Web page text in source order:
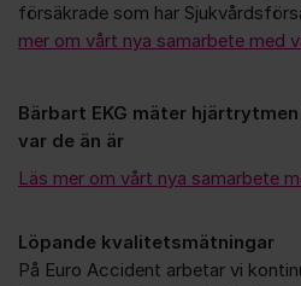
försäkrade som har
mer om vårt nya samarbete med
Bärbart EKG mäter
var de än är
Läs mer om vårt nya samarbete
Löpande kvalitetsmätningar
På Euro Accident arbetar vi